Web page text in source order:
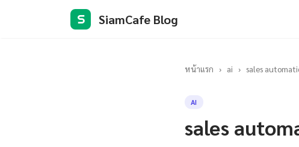
S SiamCafe Blog
หน้าแรก › ai › sales
AI
sales